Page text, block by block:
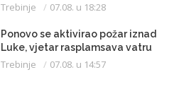
Trebinje 07.08. u 18:28
Ponovo se aktivirao požar iznad
Luke, vjetar rasplamsava vatru
Trebinje 07.08. u 14:57